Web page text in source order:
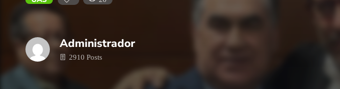
Administrador
2910 Posts